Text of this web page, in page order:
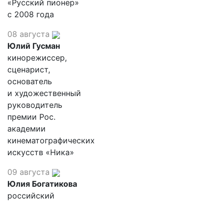
«Русский пионер»
с 2008 года
08 августа
Юлий Гусман
кинорежиссер,
сценарист,
основатель
и художественный
руководитель
премии Рос.
академии
кинематографических
искусств «Ника»
09 августа
Юлия Богатикова
российский